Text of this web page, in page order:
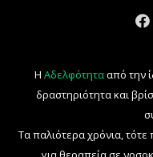
Η Αδελφότητααπό την
δραστηριότητα και
Τα παλιότερα χρόνια,